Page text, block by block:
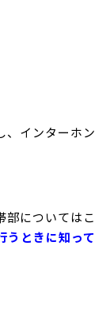
、インターホン
部についてはこ
うときに知って